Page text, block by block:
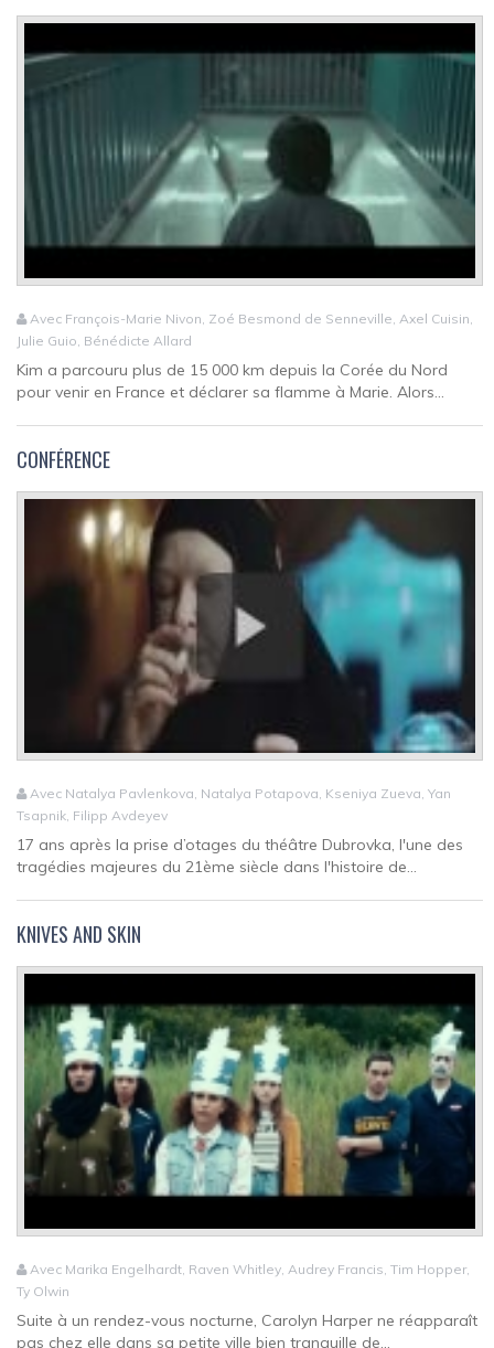
Avec François-Marie Nivon, Zoé Besmond de Senneville, Axel Cuisin,
Julie Guio, Bénédicte Allard
Kim a parcouru plus de 15 000 km depuis la Corée du Nord
pour venir en France et déclarer sa flamme à Marie. Alors...
CONFÉRENCE
Avec Natalya Pavlenkova, Natalya Potapova, Kseniya Zueva, Yan
Tsapnik, Filipp Avdeyev
17 ans après la prise d’otages du théâtre Dubrovka, l'une des
tragédies majeures du 21ème siècle dans l'histoire de...
KNIVES AND SKIN
Avec Marika Engelhardt, Raven Whitley, Audrey Francis, Tim Hopper,
Ty Olwin
Suite à un rendez-vous nocturne, Carolyn Harper ne réapparaît
pas chez elle dans sa petite ville bien tranquille de...